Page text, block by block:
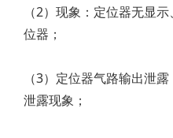
（2）现象：定位器无显
位器；
（3）定位器气路输出泄
泄露现象；